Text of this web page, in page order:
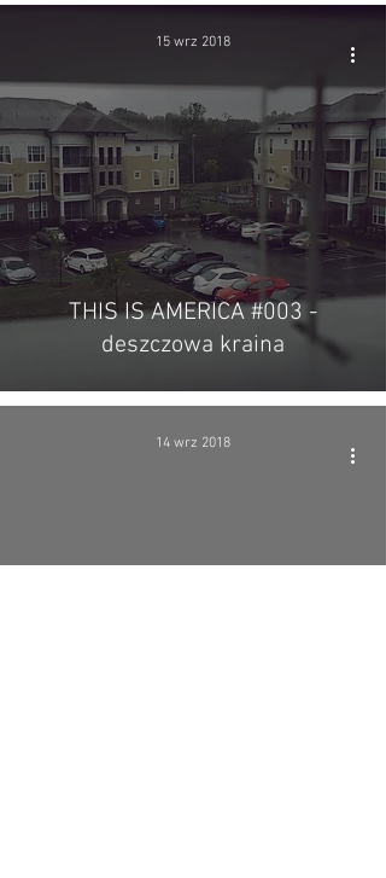
THIS IS AMERICA #003 -
deszczowa kraina
15 wrz 2018
14 wrz 2018